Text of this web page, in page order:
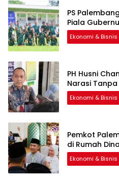
PS
Piala
Ekonomi & Bisnis
PH Husni
Narasi
Ekonomi & Bisnis
Pemkot
di Rumah
Ekonomi & Bisnis